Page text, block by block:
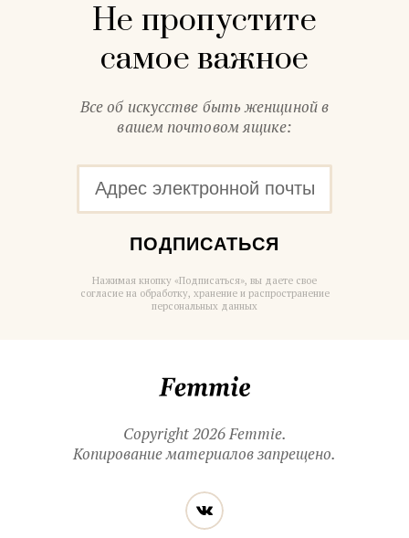
Не пропустите
самое важное
Все об искусстве быть женщиной в
вашем почтовом ящике:
ПОДПИСАТЬСЯ
Нажимая кнопку «Подписаться», вы даете свое
согласие на обработку, хранение и распространение
персональных данных
Copyright 2026 Femmie.
Копирование материалов запрещено.
Читайте
нас
в социальных